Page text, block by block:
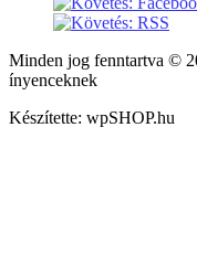
Minden jog fenntartva ©
ínyenceknek
Készítette: wpSHOP.hu